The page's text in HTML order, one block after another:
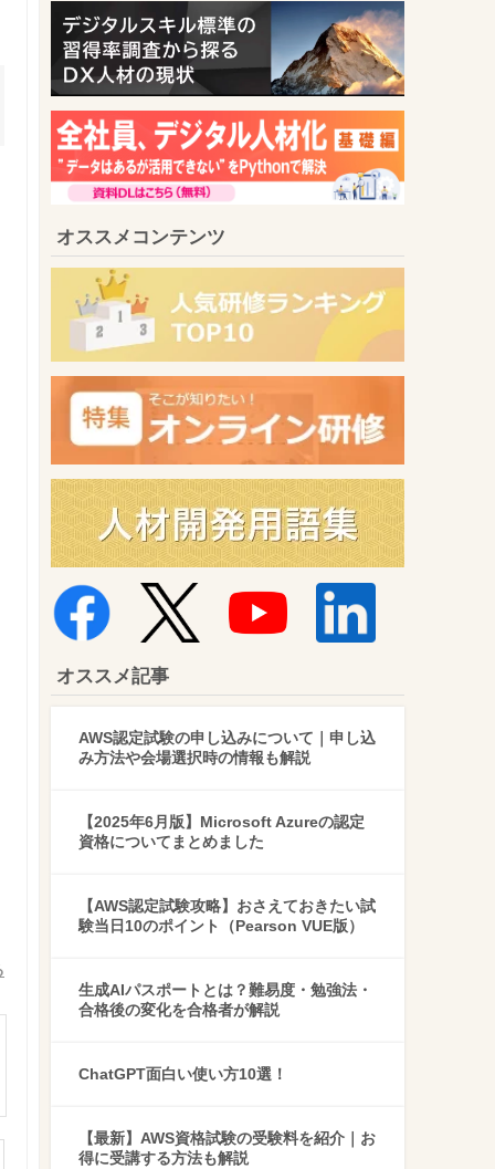
オススメコンテンツ
オススメ記事
AWS認定試験の申し込みについて｜申し込
み方法や会場選択時の情報も解説
【2025年6月版】Microsoft Azureの認定
資格についてまとめました
【AWS認定試験攻略】おさえておきたい試
験当日10のポイント（Pearson VUE版）
生成AIパスポートとは？難易度・勉強法・
合格後の変化を合格者が解説
ChatGPT面白い使い方10選！
【最新】AWS資格試験の受験料を紹介｜お
得に受講する方法も解説